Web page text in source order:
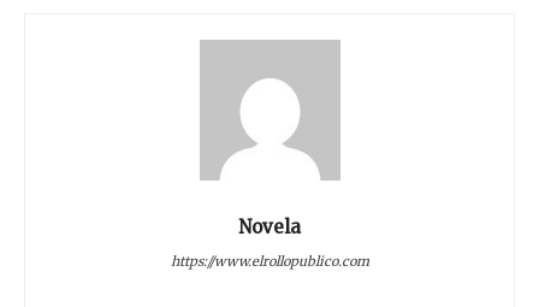
Novela
https://www.elrollopublico.com